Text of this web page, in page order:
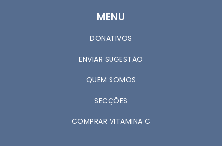
MENU
DONATIVOS
ENVIAR SUGESTÃO
QUEM SOMOS
SECÇÕES
COMPRAR VITAMINA C